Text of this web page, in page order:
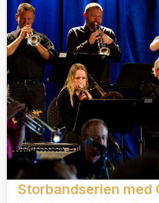
Storbandserien med